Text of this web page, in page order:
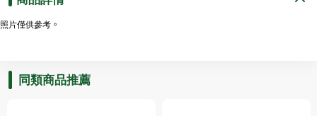
照片僅供參考。
同類商品推薦